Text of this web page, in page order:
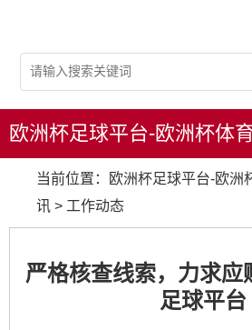
欧洲杯足球平台-欧洲杯体
当前位置： 欧洲杯足球平台-欧洲
讯 > 工作动态
严格核查线索，力求应
足球平台